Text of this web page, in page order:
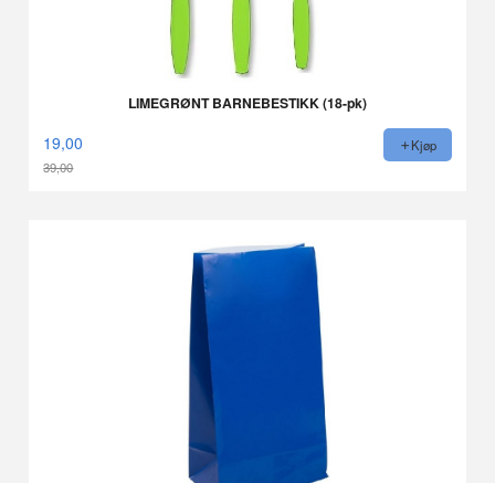
LIMEGRØNT BARNEBESTIKK (18-pk)
19,00
39,00
Kjøp